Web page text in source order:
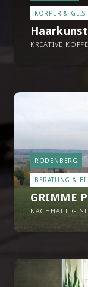
KÖRPER &
KREATIVE
RODENBERG
BERATUNG &
GRIMME
NACHHALTIG